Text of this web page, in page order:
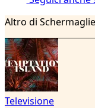
Altro di Schermaglie
Televisione